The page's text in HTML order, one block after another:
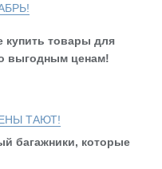
купить товары для
выгодным ценам!
ТАЮТ!
багажники, которые